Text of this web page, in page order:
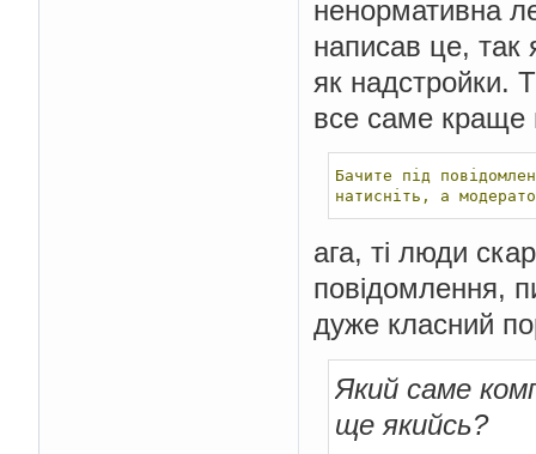
ненормативна
написав це, так
як надстройки.
все саме краще
Бачите під
натисніть,
а
ага, ті люди
повідомлення,
дуже класний
Який саме
ще якийсь?